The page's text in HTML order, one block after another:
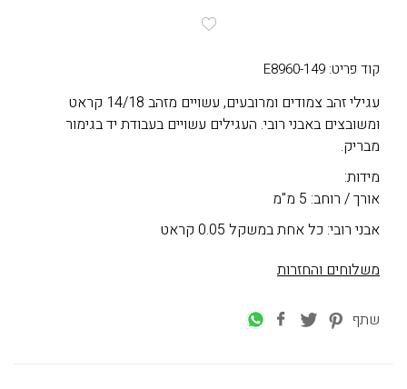
קוד פריט: E8960-149
עגילי זהב צמודים ומרובעים, עשויים מזהב 14/18 קראט
ומשובצים באבני רובי. העגילים עשויים בעבודת יד בגימור
מבריק.
מידות:
אורך / רוחב: 5 מ"מ
אבני רובי: כל אחת במשקל 0.05 קראט
משלוחים והחזרות
שתף